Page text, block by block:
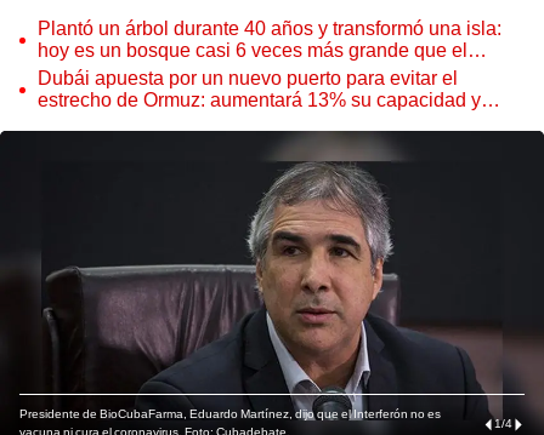
Plantó un árbol durante 40 años y transformó una isla:
hoy es un bosque casi 6 veces más grande que el
Parque de las Leyendas
Dubái apuesta por un nuevo puerto para evitar el
estrecho de Ormuz: aumentará 13% su capacidad y
Presidente de BioCubaFarma, Eduardo Martínez, dijo que el Interferón no es
vacuna ni cura el coronavirus. Foto: Cubadebate.
1/4